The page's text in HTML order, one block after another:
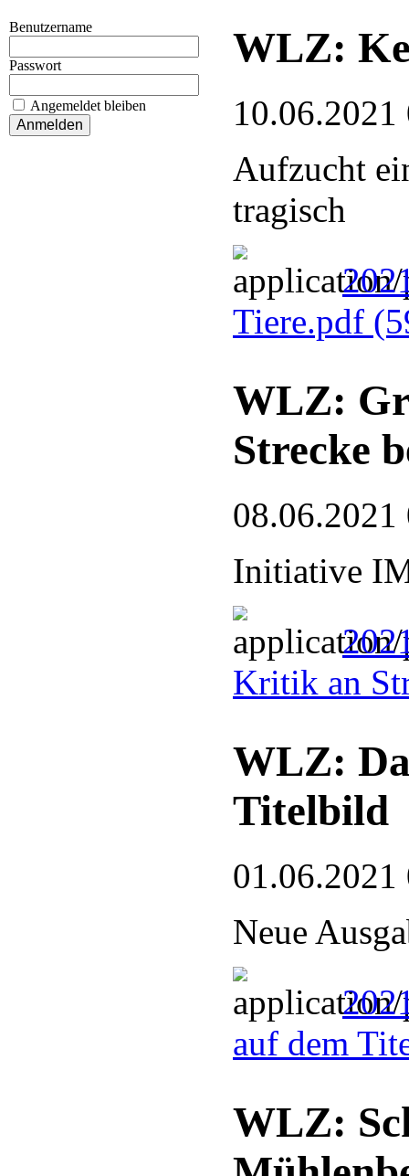
Benutzername
Passwort
Angemeldet bleiben
WLZ:
10.06.2021
Aufzucht
tragisch
Tiere.pdf
WLZ:
Strecke
08.06.2021
Initiative
Kritik an
WLZ:
Titelbild
01.06.2021
Neue
auf dem
WLZ: